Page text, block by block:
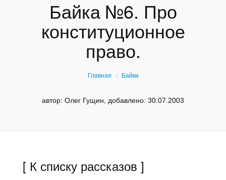
Байка №6. Про
конституционное
право.
Главная Байки
автор: Олег Гущин, добавлено: 30.07.2003
[ К списку рассказов ]